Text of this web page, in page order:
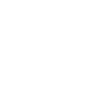
dell’attività richiesta potrebbero